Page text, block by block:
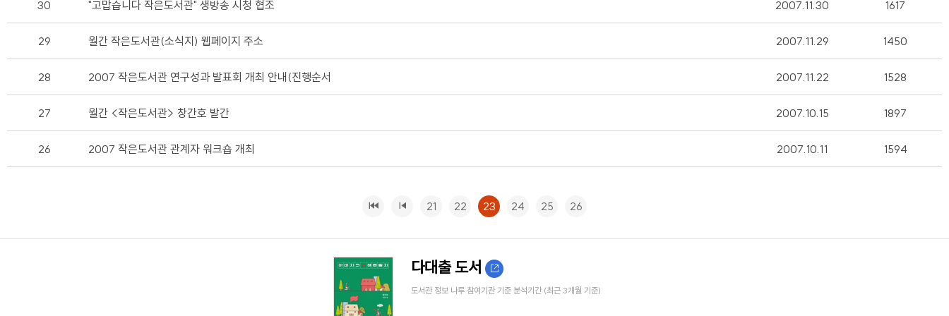
30 "고맙습니다 작은도서관" 생방송 시청 협조 2007.11.30 1617
29 월간 작은도서관(소식지) 웹페이지 주소 2007.11.29 1450
28 2007 작은도서관 연구성과 발표회 개최 안내(진행순서 2007.11.22 1528
27 월간 <작은도서관> 창간호 발간 2007.10.15 1897
26 2007 작은도서관 관계자 워크숍 개최 2007.10.11 1594
21 22 23 24 25 26
다대출 도서
도서관 정보 나루 참여기관 기준 분석기간 (최근 3개월 기준)